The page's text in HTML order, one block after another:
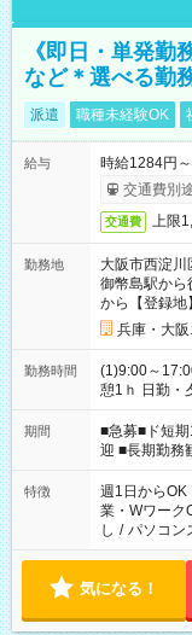
《即日・単発
など＊選べる勤
派遣 職種未経験OK
給与
時給1284円
交通費別
交通費 上限
勤務地
大阪市西淀川
御幣島駅から
から【登録地
兵庫・大
勤務時間
(1)9:00～
憩1ｈ 日勤・
わせて働けるお仕事です
時/9-17時/9-
時/22-翌6時/
フト！
期間
■急募■ド短
迎 ■長期勤務
特徴 週1日からOK
業・Wワーク
し / パソコン
気になる！